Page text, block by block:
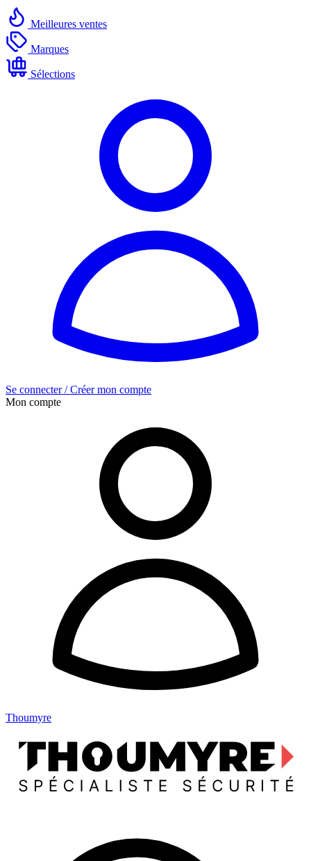
Meilleures ventes
Marques
Sélections
Se connecter / Créer mon compte
Mon compte
Thoumyre